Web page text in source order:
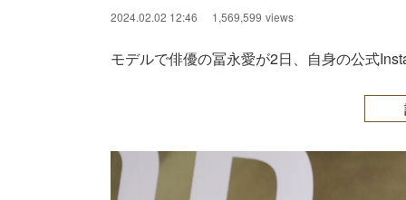
2024.02.02 12:46 1,569,599 views
モデルで俳優の冨永愛が2日、自身の公式